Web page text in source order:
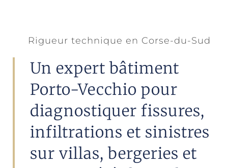
Rigueur technique en Corse-du-Sud
Un expert bâtiment
Porto-Vecchio pour
diagnostiquer fissures,
infiltrations et sinistres
sur villas, bergeries et